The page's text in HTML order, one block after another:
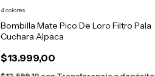
Bombilla Mate Pico De Loro Filtro Pala
Cuchara Alpaca
$13.999,00
4 colores